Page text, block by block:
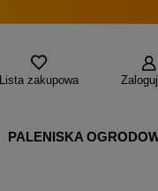
Lista zakupowa
PALENISKA